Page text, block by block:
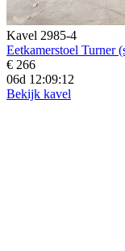
Kavel 2985-4
Eetkamerstoel Turner
€ 266
06d 12:09:10
Bekijk kavel